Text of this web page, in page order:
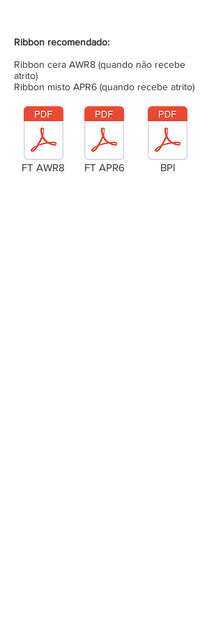
Ribbon recomendado:
Ribbon cera AWR8 (quando não recebe
atrito)
Ribbon misto APR6 (quando recebe atrito)
FT AWR8 FT APR6 BPI